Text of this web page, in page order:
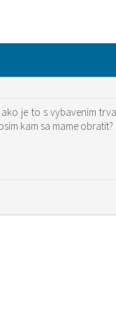
je to s vybavenim
kam sa mame obratit?